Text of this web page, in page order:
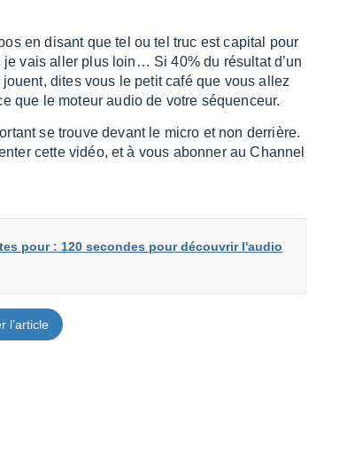
en disant que tel ou tel truc est capi­tal pour
vais aller plus loin… Si 40% du résul­tat d’un
dites vous le petit café que vous allez
que le moteur audio de votre séquen­ceur.
se trouve devant le micro et non derrière.
cette vidéo, et à vous abon­ner au Chan­nel
pour : 120 secondes pour découvrir l'audio
l’article